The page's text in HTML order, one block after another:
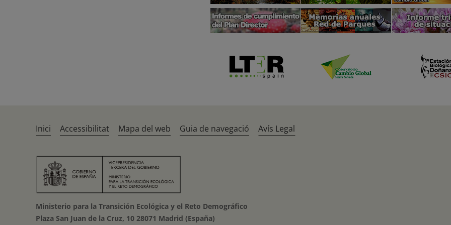
Inici Accessibilitat Mapa del web Guia de navegació Avís Legal
Ministerio para la Transición Ecológica y el Reto Demográfico
Plaza San Juan de la Cruz, 10 28071 Madrid (España)